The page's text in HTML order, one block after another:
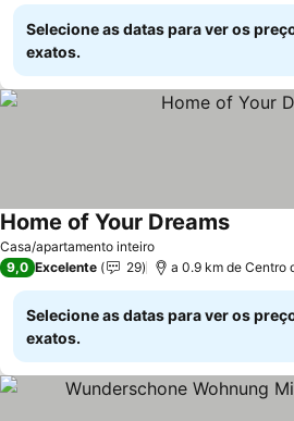
Selecione as datas para ver os
exatos.
Casa/apartamento inteiro
Home of Your DreamsVer
9,0 Excelente 29 a 0.9 km de Centro
Selecione as datas para ver os
exatos.